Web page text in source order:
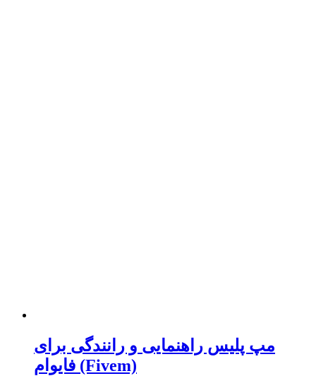
مپ پلیس راهنمایی و رانندگی برای
فایوام (Fivem)